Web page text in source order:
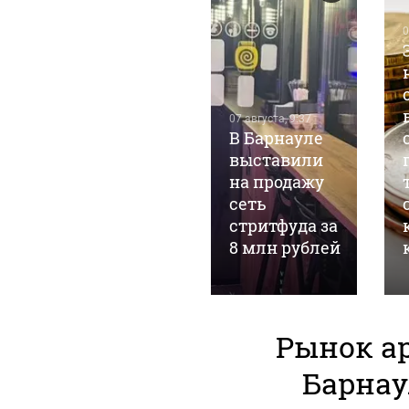
07 августа, 9:37
В Барнауле
выставили
на продажу
сеть
стритфуда за
8 млн рублей
Рынок